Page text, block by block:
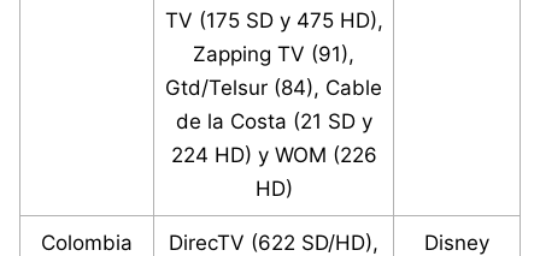
TV (175 SD y 475 HD),
Zapping TV (91),
Gtd/Telsur (84), Cable
de la Costa (21 SD y
224 HD) y WOM (226
HD)
Colombia
DirecTV (622 SD/HD),
Disney